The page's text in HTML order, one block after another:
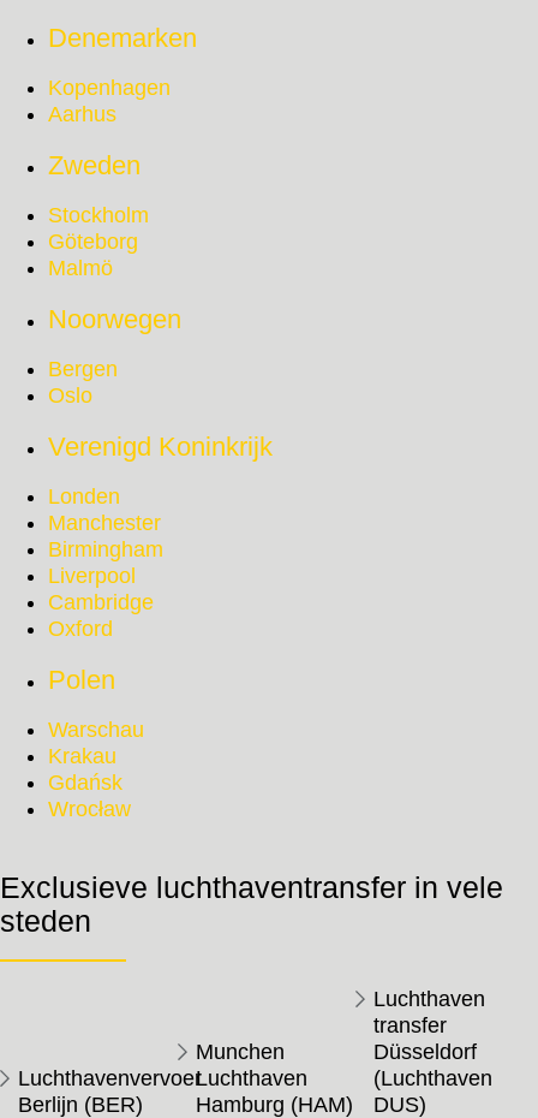
Denemarken
Kopenhagen
Aarhus
Zweden
Stockholm
Göteborg
Malmö
Noorwegen
Bergen
Oslo
Verenigd Koninkrijk
Londen
Manchester
Birmingham
Liverpool
Cambridge
Oxford
Polen
Warschau
Krakau
Gdańsk
Wrocław
Exclusieve luchthaventransfer in vele
steden
Luchthavenvervoer
Berlijn (BER)
Munchen
Luchthaven
Hamburg (HAM)
Luchthaven
transfer
Düsseldorf
(Luchthaven
DUS)